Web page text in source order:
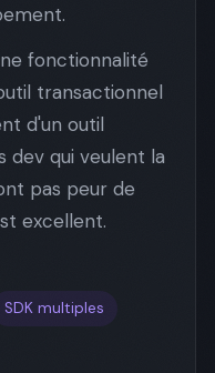
fonctionnalité
transactionnel
d'un outil
dev qui veulent la
pas peur de
excellent.
SDK multiples